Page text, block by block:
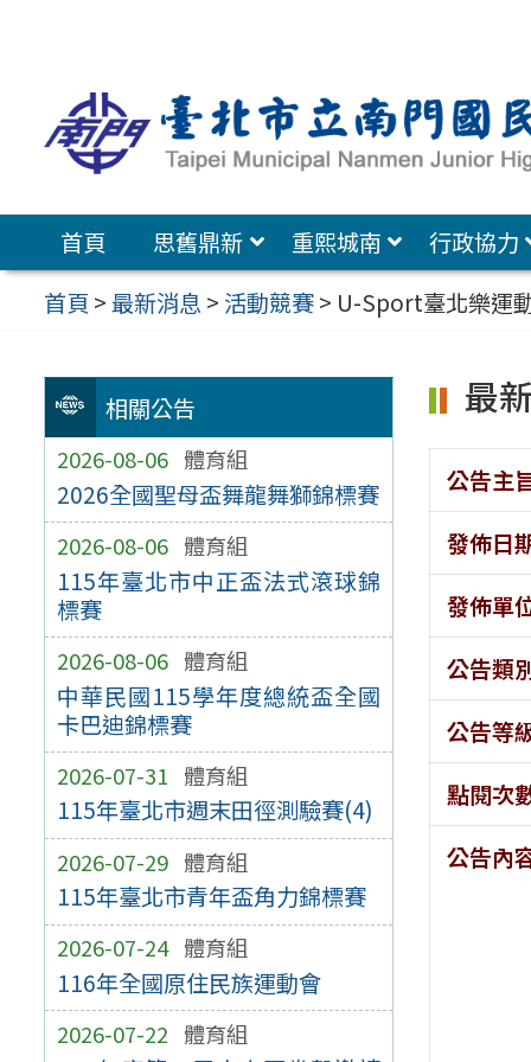
容
區
首頁 思舊鼎新 重熙城南
行政協力
首頁 >最新消息 > 活動競賽> U-Sport臺北樂運
相關公告
2026-08-06 體育組
2026全國聖母盃舞龍舞獅錦標賽
2026-08-06 體育組
115年臺北市中正盃法式滾球錦
標賽
2026-08-06 體育組
中華民國115學年度總統盃全國
卡巴迪錦標賽
2026-07-31 體育組
115年臺北市週末田徑測驗賽(4)
2026-07-29 體育組
115年臺北市青年盃角力錦標賽
2026-07-24 體育組
116年全國原住民族運動會
2026-07-22 體育組
最
公告主
發佈日
發佈單
公告類
公告等
點閱次
公告內